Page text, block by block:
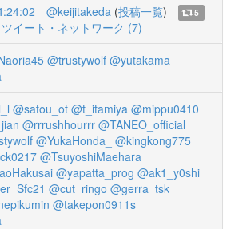
@keijitakeda (投稿一覧)
5
ツイート・ネットワーク (7)
@trustywolf @yutakama
@satou_ot @t_itamiya @mippu0410
@rrrushhourrr @TANEO_official
@YukaHonda_ @kingkong775
@TsuyoshiMaehara
@yapatta_prog @ak1_y0shi
@cut_ringo @gerra_tsk
@takepon0911s